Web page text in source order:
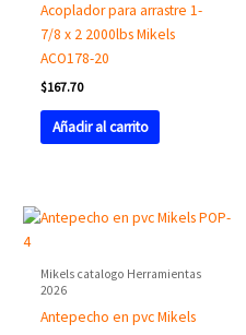
Acoplador para arrastre 1-
7/8 x 2 2000lbs Mikels
ACO178-20
$167.70
Añadir al carrito
Mikels catalogo Herramientas
2026
Antepecho en pvc Mikels